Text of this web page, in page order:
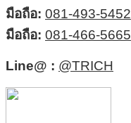
มือถือ: 081-493-5452
มือถือ: 081-466-5665
Line@ : @TRICH